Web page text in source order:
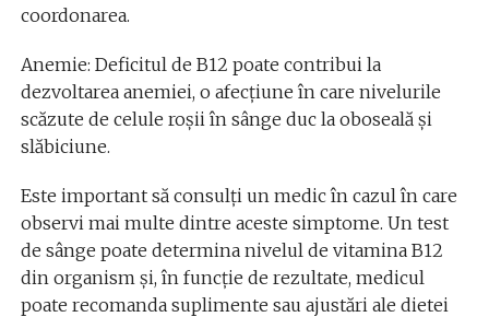
coordonarea.
Anemie: Deficitul de B12 poate contribui la
dezvoltarea anemiei, o afecțiune în care nivelurile
scăzute de celule roșii în sânge duc la oboseală și
slăbiciune.
Este important să consulți un medic în cazul în care
observi mai multe dintre aceste simptome. Un test
de sânge poate determina nivelul de vitamina B12
din organism și, în funcție de rezultate, medicul
poate recomanda suplimente sau ajustări ale dietei